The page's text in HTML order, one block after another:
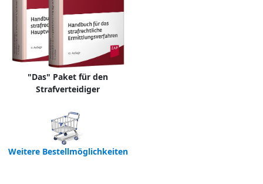
"Das" Paket für den
Strafverteidiger
Weitere Bestellmöglichkeiten